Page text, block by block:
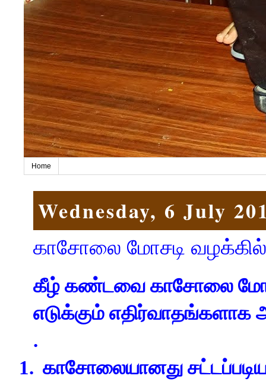
Home
Wednesday, 6 July
காசோலை மோசடி
கீழ் கண்டவை காசோலை
எடுக்கும்
.
1. காசோலையானது